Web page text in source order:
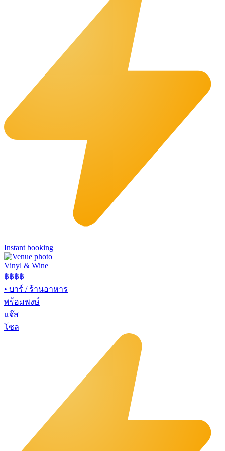
Instant booking
Vinyl & Wine
฿฿฿฿
• บาร์ / ร้านอาหาร
พร้อมพงษ์
แจ๊ส
โซล